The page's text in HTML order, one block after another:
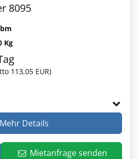
8095
Kg
113,05 EUR)
Mehr Details
Mietanfrage senden